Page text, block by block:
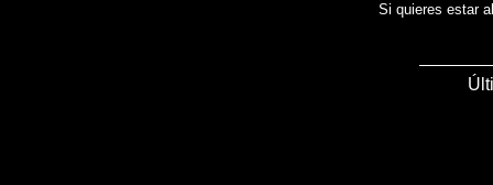
Si quieres estar